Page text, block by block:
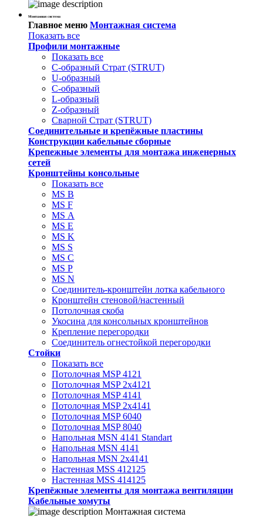
Монтажная система
Главное меню Монтажная система
Показать все
Профили монтажные
Показать все
С-образный Страт (STRUT)
U-образный
С-образный
L-образный
Z-образный
Сварной Страт (STRUT)
Соединительные и крепёжные пластины
Конструкции кабельные сборные
Крепежные элементы для монтажа инженерных
сетей
Кронштейны консольные
Показать все
MS В
MS F
MS А
MS Е
MS K
MS S
MS C
MS P
MS N
Соединитель-кронштейн лотка кабельного
Кронштейн стеновой/настенный
Потолочная скоба
Укосина для консольных кронштейнов
Крепление перегородки
Соединитель огнестойкой перегородки
Стойки
Показать все
Потолочная MSP 4121
Потолочная MSP 2х4121
Потолочная MSP 4141
Потолочная MSP 2х4141
Потолочная MSP 6040
Потолочная MSP 8040
Напольная MSN 4141 Standart
Напольная MSN 4141
Напольная MSN 2х4141
Настенная MSS 412125
Настенная MSS 414125
Крепёжные элементы для монтажа вентиляции
Кабельные хомуты
Монтажная система